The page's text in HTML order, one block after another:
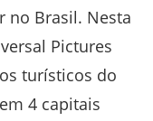
no Brasil. Nesta
Pictures
turísticos do
4 capitais